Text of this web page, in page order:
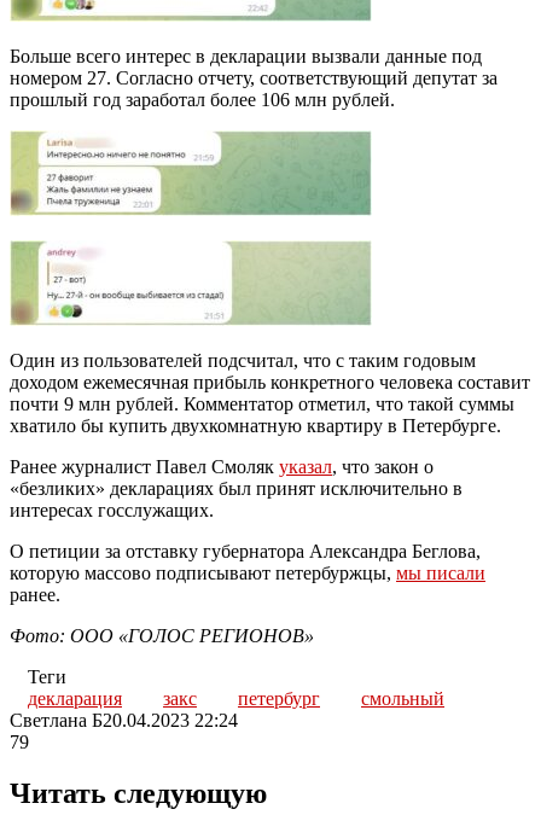
Больше всего интерес в декларации вызвали данные под
номером 27. Согласно отчету, соответствующий депутат за
прошлый год заработал более 106 млн рублей.
Один из пользователей подсчитал, что с таким годовым
доходом ежемесячная прибыль конкретного человека составит
почти 9 млн рублей. Комментатор отметил, что такой суммы
хватило бы купить двухкомнатную квартиру в Петербурге.
Ранее журналист Павел Смоляк указал, что закон о
«безликих» декларациях был принят исключительно в
интересах госслужащих.
О петиции за отставку губернатора Александра Беглова,
которую массово подписывают петербуржцы, мы писали
ранее.
Фото: ООО «ГОЛОС РЕГИОНОВ»
Теги
декларация
закс петербург
смольный
Светлана Б20.04.2023 22:24
79
Читать следующую